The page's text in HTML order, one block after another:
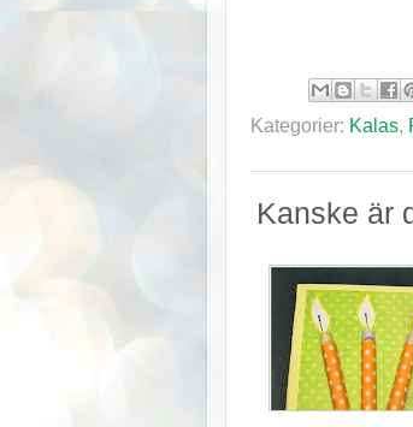
Kategorier: Kalas,
Kanske är